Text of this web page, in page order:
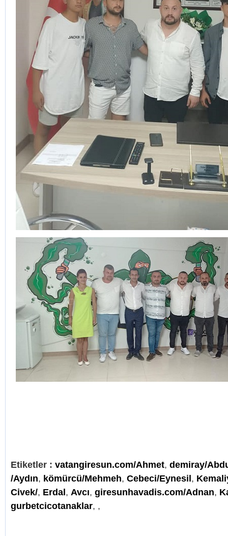
Etiketler : vatangiresun.com/Ahmet, demiray/
/Aydın, kömürcü/Mehmeh, Cebeci/Eynesil,
Civek/, Erdal, Avcı, giresunhavadis.com/Adnan,
gurbetcicotanaklar, ,